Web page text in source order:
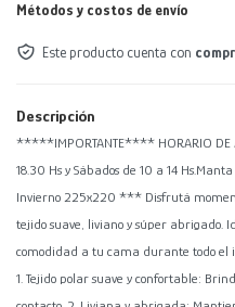
Métodos y costos de envío
Este producto cuenta con
Descripción
*****IMPORTANTE**** HORARIO DE
18.30 Hs y Sábados de 10 a 14
Invierno 225x220 *** Disfrutá
tejido suave, liviano y súper abrigado.
comodidad a tu cama durante todo el
1. Tejido polar suave y confortable: